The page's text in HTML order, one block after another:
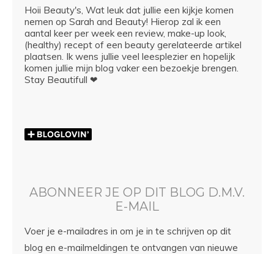
Hoii Beauty's, Wat leuk dat jullie een kijkje komen
nemen op Sarah and Beauty! Hierop zal ik een
aantal keer per week een review, make-up look,
(healthy) recept of een beauty gerelateerde artikel
plaatsen. Ik wens jullie veel leesplezier en hopelijk
komen jullie mijn blog vaker een bezoekje brengen.
Stay Beautifull ❤
ABONNEER JE OP DIT BLOG D.M.V.
E-MAIL
Voer je e-mailadres in om je in te schrijven op dit
blog en e-mailmeldingen te ontvangen van nieuwe